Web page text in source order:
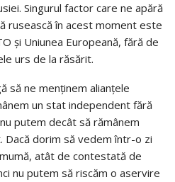
Singurul factor care ne apără
rusească în acest moment este
şi Uniunea Europeană, fără de
urs de la răsărit.
să ne menţinem alianţele
un stat independent fără
putem decât să rămânem
Dacă dorim să vedem într-o zi
atât de contestată de
nu putem să riscăm o aservire